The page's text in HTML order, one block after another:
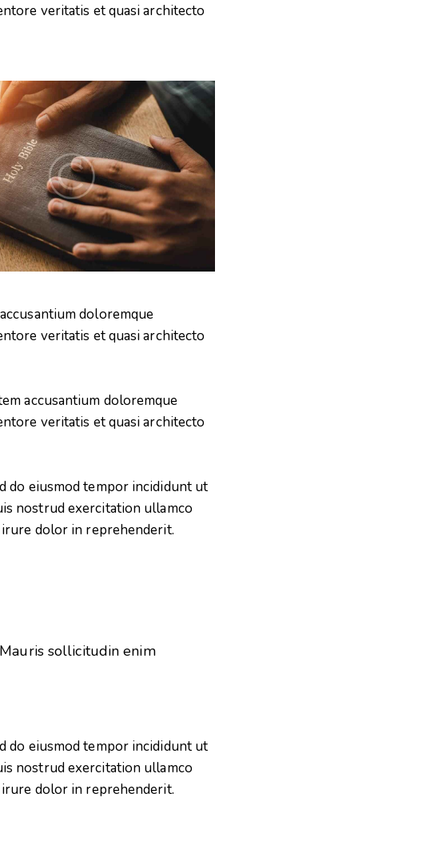
veritatis et quasi architecto
doloremque
veritatis et quasi architecto
accusantium doloremque
veritatis et quasi architecto
do eiusmod tempor incididunt ut
nostrud exercitation ullamco
dolor in reprehenderit.
sollicitudin enim
do eiusmod tempor incididunt ut
nostrud exercitation ullamco
dolor in reprehenderit.